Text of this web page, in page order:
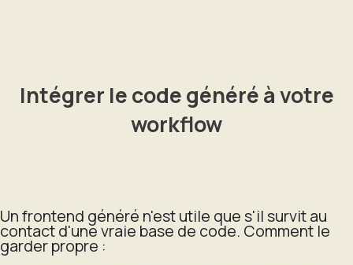
Intégrer le code généré à votre
workflow
Un frontend généré n'est utile que s'il survit au
contact d'une vraie base de code. Comment le
garder propre :